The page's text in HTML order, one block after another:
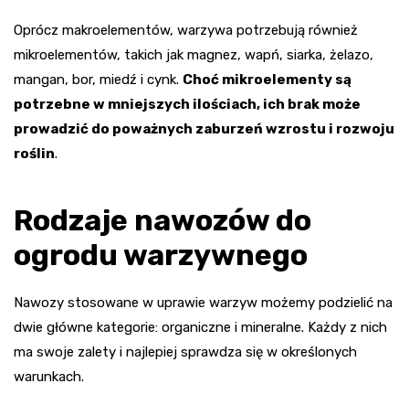
Oprócz makroelementów, warzywa potrzebują również
mikroelementów, takich jak magnez, wapń, siarka, żelazo,
mangan, bor, miedź i cynk. Choć mikroelementy są
potrzebne w mniejszych ilościach, ich brak może
prowadzić do poważnych zaburzeń wzrostu i rozwoju
roślin.
Rodzaje nawozów do
ogrodu warzywnego
Nawozy stosowane w uprawie warzyw możemy podzielić na
dwie główne kategorie: organiczne i mineralne. Każdy z nich
ma swoje zalety i najlepiej sprawdza się w określonych
warunkach.